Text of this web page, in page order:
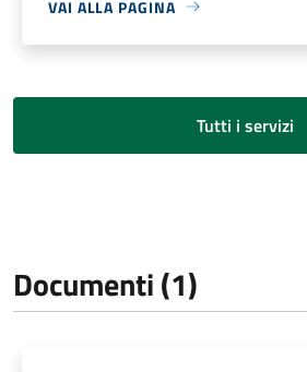
VAI ALLA PAGINA
Tutti i servizi
Documenti (1)